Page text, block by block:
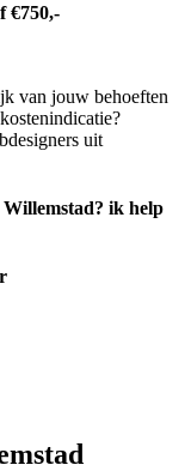
€750,-
van jouw behoeften
uit
ik help